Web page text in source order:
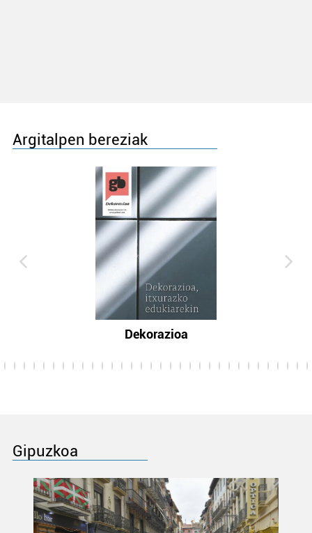
Argitalpen bereziak
Dekorazioa
Gipuzkoa